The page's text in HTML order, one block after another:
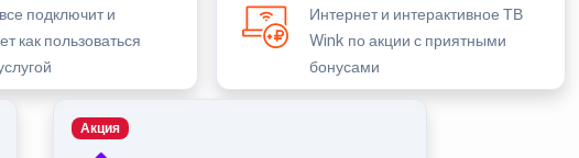
подключит и
как пользоваться
Интернет и интерактивное ТВ
Wink по акции с приятными
бонусами
Акция